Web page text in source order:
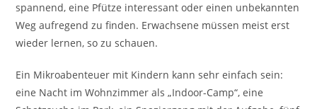
spannend, eine Pfütze interessant oder einen unbekannten
Weg aufregend zu finden. Erwachsene müssen meist erst
wieder lernen, so zu schauen.
Ein Mikroabenteuer mit Kindern kann sehr einfach sein:
eine Nacht im Wohnzimmer als „Indoor-Camp“, eine